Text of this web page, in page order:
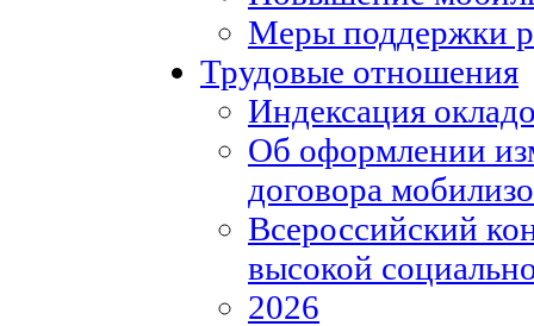
Меры поддержки
Трудовые отношения
Индексация
Об оформлении
договора
Всероссийский
высокой
2026